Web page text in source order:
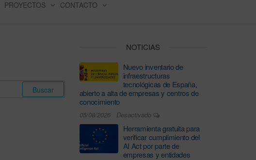
PROYECTOS CONTACTO
NOTICIAS
Nuevo inventario de
infraestructuras
tecnológicas de España,
abierto a alta de empresas y centros de
conocimiento
05/08/2026 Desactivado
Herramienta gratuita para
verificar cumplimiento del
AI Act por parte de
empresas y entidades